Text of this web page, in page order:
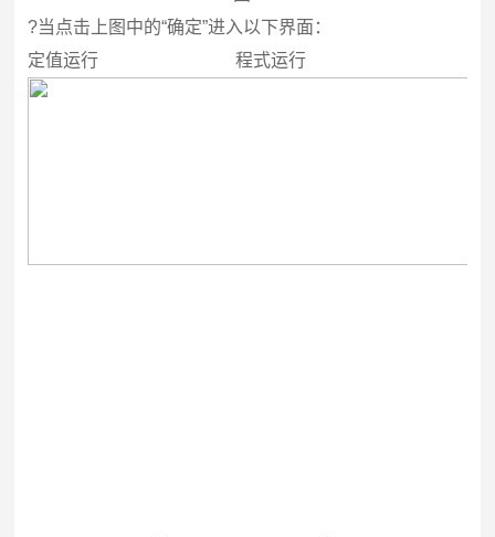
?当点击上图中的“确定”进入以下界面：
定值运行
程式运行